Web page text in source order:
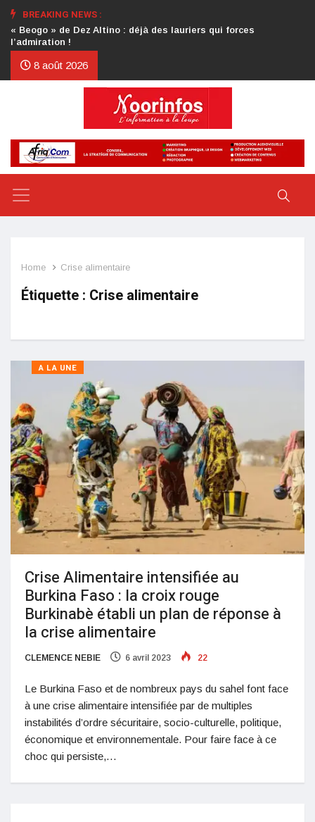
BREAKING NEWS :
Crise au CDP : l’authentification de la lettre du président
d’honneur toujours attendue
8 août 2026
Home Crise alimentaire
Étiquette : Crise alimentaire
A LA UNE
Crise Alimentaire intensifiée au
Burkina Faso : la croix rouge
Burkinabè établi un plan de réponse à
la crise alimentaire
CLEMENCE NEBIE 6 avril 2023 22
Le Burkina Faso et de nombreux pays du sahel font face
à une crise alimentaire intensifiée par de multiples
instabilités d’ordre sécuritaire, socio-culturelle, politique,
économique et environnementale. Pour faire face à ce
choc qui persiste,…